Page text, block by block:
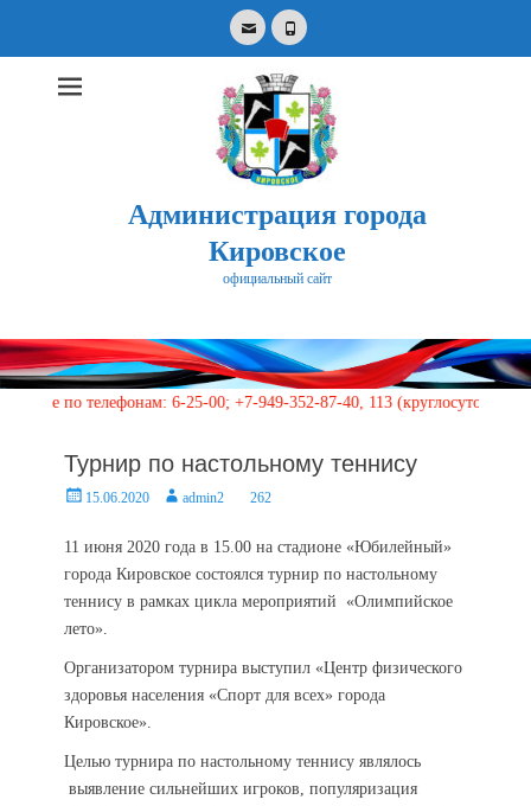
EmailPhone
Администрация города
Кировское
официальный сайт
for:
телефонам: 6-25-00; +7-949-352-87-40, 113 (круглосуточно)
Турнир по настольному теннису
Posted15.06.2020 Authoradmin2 262
11 июня 2020 года в 15.00 на стадионе «Юбилейный»
города Кировское состоялся турнир по настольному
теннису в рамках цикла мероприятий «Олимпийское
лето».
Организатором турнира выступил «Центр физического
здоровья населения «Спорт для всех» города
Кировское».
Целью турнира по настольному теннису являлось
выявление сильнейших игроков, популяризация